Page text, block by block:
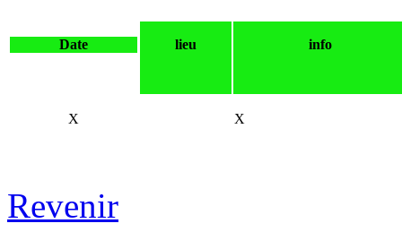
Date lieu info
X X
Revenir